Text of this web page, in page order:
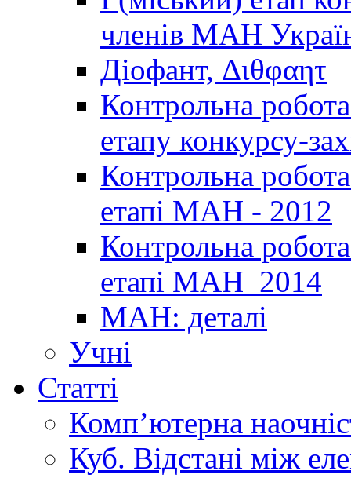
членів МАН
Діофант, Διθφαητ
Контрольна
етапу конкурсу-
Контрольна
етапі МАН - 2012
Контрольна
етапі МАН_2014
МАН: деталі
Учні
Статті
Комп’ютерна
Куб. Відстані між